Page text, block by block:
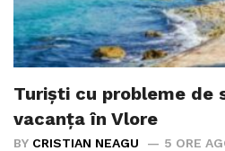
Turiști cu probleme de
vacanța în Vlore
BY CRISTIAN NEAGU 5 ORE